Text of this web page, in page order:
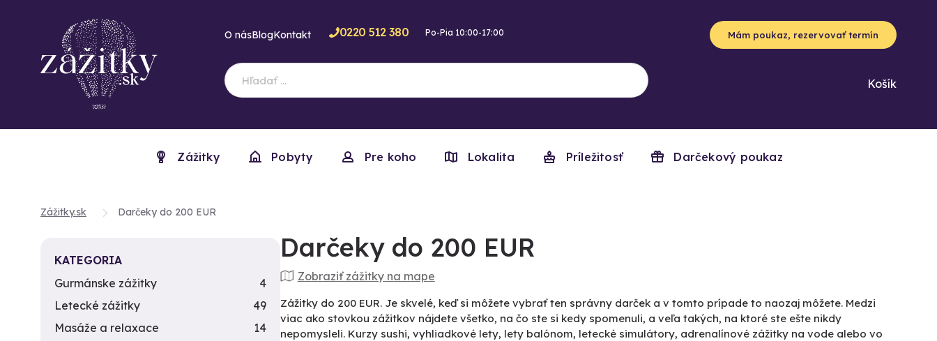
O násBlogKontakt 0220 512 380 Po-Pia 10:00-17:00 Mám poukaz, rezervovať termín
Košík
Zážitky Pobyty Pre koho Lokalita Príležitosť Darčekový poukaz
Zážitky.sk Darčeky do 200 EUR
Darčeky do 200 EUR
Zobraziť zážitky na mape
Zážitky do 200 EUR. Je skvelé, keď si môžete vybrať ten správny darček a v tomto prípade to naozaj môžete. Medzi
viac ako stovkou zážitkov nájdete všetko, na čo ste si kedy spomenuli, a veľa takých, na ktoré ste ešte nikdy
nepomysleli. Kurzy sushi, vyhliadkové lety, lety balónom, letecké simulátory, adrenalínové zážitky na vode alebo vo
KATEGORIA
Gurmánske zážitky
4
Letecké zážitky
49
Masáže a relaxace
14